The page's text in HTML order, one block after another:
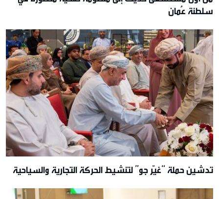
سلطنة عُمان
تدشين حملة “غيّر جو” لتنشيط الحركة التجارية والسياحية